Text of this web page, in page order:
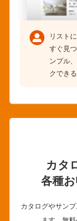
リスト
すぐ見
ンプル
クできる
カタ
各種
カタログやサン